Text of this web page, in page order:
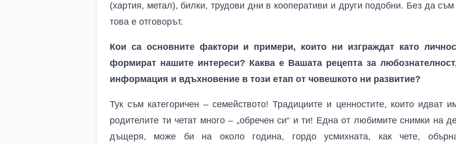
(хартия, метал), билки, трудови дни в кооперативи и други подобни. Без да
това е отговорът.
Кои са основните фактори и примери, които ни изграждат като
формират нашите интереси? Каква е Вашата рецепта за
информация и вдъхновение в този етап от човешкото ни развитие?
Тук съм категоричен – семейството! Традициите и ценностите, които идват
родителите ти четат много – „обречен си“ и ти! Една от любимите снимки на
дъщеря, може би на около година, гордо усмихната, как чете,